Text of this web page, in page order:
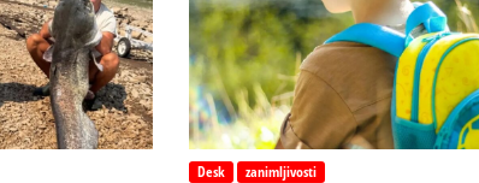
Desk zanimljivosti